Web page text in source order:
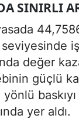
SINIRLI
değer
güçlü
yer aldı.